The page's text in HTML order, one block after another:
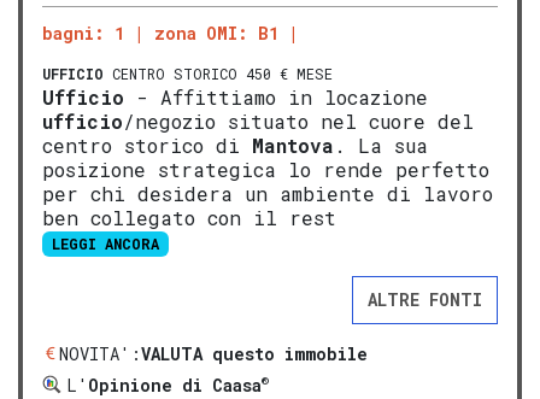
bagni: 1 zona OMI: B1
UFFICIO CENTRO STORICO 450 € MESE
Ufficio - Affittiamo in locazione
ufficio/negozio situato nel cuore del
centro storico di Mantova . La sua
posizione strategica lo rende perfetto
per chi desidera un ambiente di lavoro
ben collegato con il rest
LEGGI ANCORA
ALTRE FONTI
NOVITA':VALUTA questo immobile
L' Opinione di Caasa®